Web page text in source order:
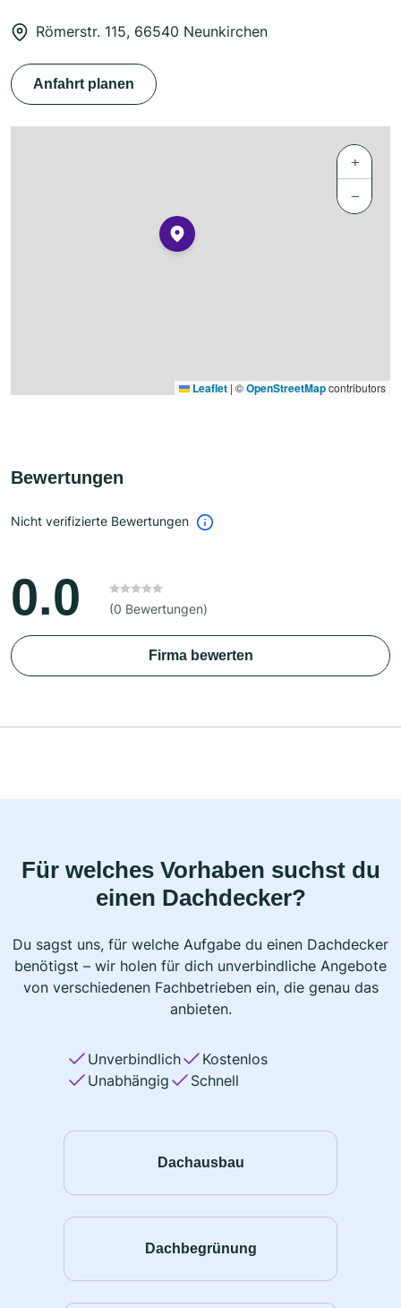
Römerstr. 115, 66540 Neunkirchen
Anfahrt planen
+
−
Leaflet | ©OpenStreetMapcontributors
Bewertungen
Nicht verifizierte Bewertungen
0.0 (0 Bewertungen)
Firma bewerten
Für welches Vorhaben suchst du
einen Dachdecker?
Du sagst uns, für welche Aufgabe du einen Dachdecker
benötigst – wir holen für dich unverbindliche Angebote
von verschiedenen Fachbetrieben ein, die genau das
anbieten.
Unverbindlich
Kostenlos
Unabhängig
Schnell
Dachausbau
Dachbegrünung